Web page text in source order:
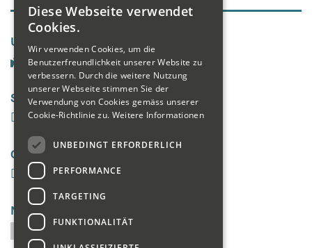
Unsere Seiten
Social Media
Galerie
Newsletter
GERMAN
FRENCH
Diese Webseite verwendet
Cookies.
Wir verwenden Cookies, um die
Benutzerfreundlichkeit unserer Website zu
verbessern. Durch die weitere Nutzung
unserer Webseite stimmen Sie der
Verwendung von Cookies gemäss unserer
Cookie-Richtlinie zu. Weitere Informationen
UNBEDINGT ERFORDERLICH
PERFORMANCE
TARGETING
FUNKTIONALITÄT